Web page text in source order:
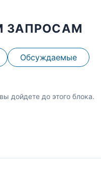
ЗАПРОСАМ
Обсуждаемые
дойдете до этого блока.